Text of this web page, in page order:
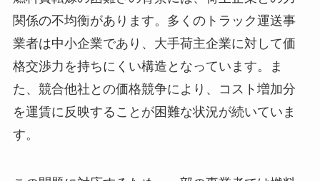
関係の不均衡があります。多くのトラック運送事
業者は中小企業であり、大手荷主企業に対して価
格交渉力を持ちにくい構造となっています。ま
た、競合他社との価格競争により、コスト増加分
を運賃に反映することが困難な状況が続いていま
す。